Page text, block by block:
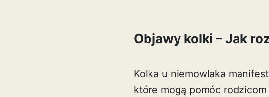
Objawy kolki – Jak
Kolka u niemowlaka
które mogą pomóc